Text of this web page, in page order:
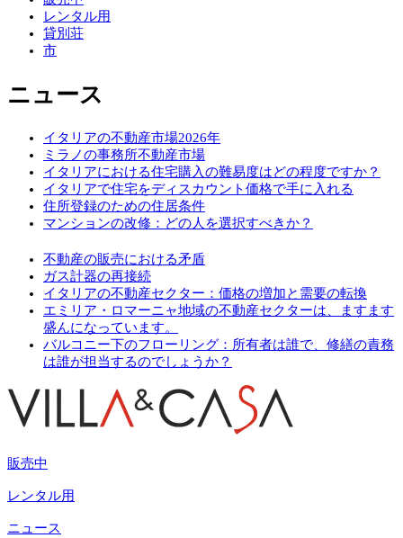
レンタル用
貸別荘
市
ニュース
イタリアの不動産市場2026年
ミラノの事務所不動産市場
イタリアにおける住宅購入の難易度はどの程度ですか？
イタリアで住宅をディスカウント価格で手に入れる
住所登録のための住居条件
マンションの改修：どの人を選択すべきか？
不動産の販売における矛盾
ガス計器の再接続
イタリアの不動産セクター：価格の増加と需要の転換
エミリア・ロマーニャ地域の不動産セクターは、ますます
盛んになっています。
バルコニー下のフローリング：所有者は誰で、修繕の責務
は誰が担当するのでしょうか？
販売中
レンタル用
ニュース